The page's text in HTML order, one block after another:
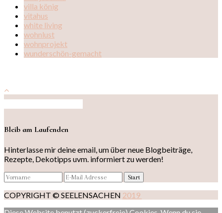
villa könig
vitahus
white living
wohnlust
wohnprojekt
wunderschön-gemacht
Bleib am Laufenden
Hinterlasse mir deine email, um über neue Blogbeiträge,
Rezepte, Dekotipps uvm. informiert zu werden!
COPYRIGHT © SEELENSACHEN 2019